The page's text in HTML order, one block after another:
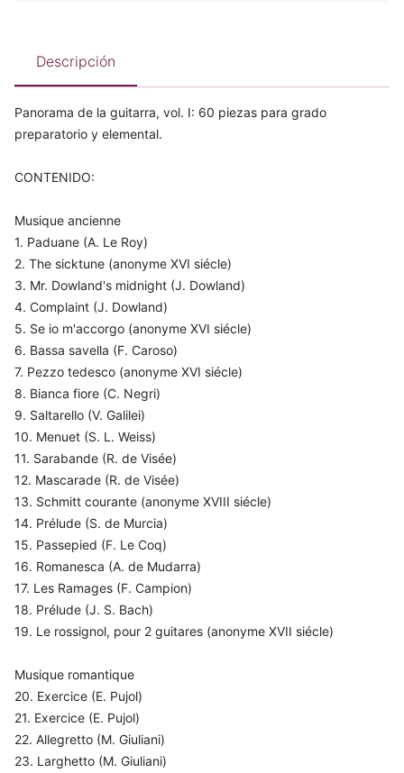
Descripción
Panorama de la guitarra, vol. I: 60 piezas para grado
preparatorio y elemental.
CONTENIDO:
Musique ancienne
1. Paduane (A. Le Roy)
2. The sicktune (anonyme XVI siécle)
3. Mr. Dowland's midnight (J. Dowland)
4. Complaint (J. Dowland)
5. Se io m'accorgo (anonyme XVI siécle)
6. Bassa savella (F. Caroso)
7. Pezzo tedesco (anonyme XVI siécle)
8. Bianca fiore (C. Negri)
9. Saltarello (V. Galilei)
10. Menuet (S. L. Weiss)
11. Sarabande (R. de Visée)
12. Mascarade (R. de Visée)
13. Schmitt courante (anonyme XVIII siécle)
14. Prélude (S. de Murcia)
15. Passepied (F. Le Coq)
16. Romanesca (A. de Mudarra)
17. Les Ramages (F. Campion)
18. Prélude (J. S. Bach)
19. Le rossignol, pour 2 guitares (anonyme XVII siécle)
Musique romantique
20. Exercice (E. Pujol)
21. Exercice (E. Pujol)
22. Allegretto (M. Giuliani)
23. Larghetto (M. Giuliani)